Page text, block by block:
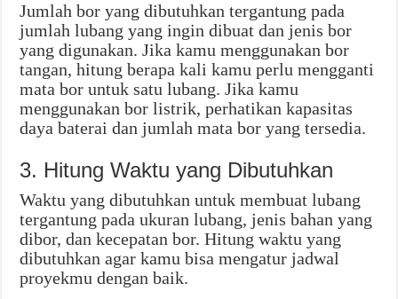
Jumlah bor yang dibutuhkan tergantung pada
jumlah lubang yang ingin dibuat dan jenis bor
yang digunakan. Jika kamu menggunakan bor
tangan, hitung berapa kali kamu perlu mengganti
mata bor untuk satu lubang. Jika kamu
menggunakan bor listrik, perhatikan kapasitas
daya baterai dan jumlah mata bor yang tersedia.
3. Hitung Waktu yang Dibutuhkan
Waktu yang dibutuhkan untuk membuat lubang
tergantung pada ukuran lubang, jenis bahan yang
dibor, dan kecepatan bor. Hitung waktu yang
dibutuhkan agar kamu bisa mengatur jadwal
proyekmu dengan baik.